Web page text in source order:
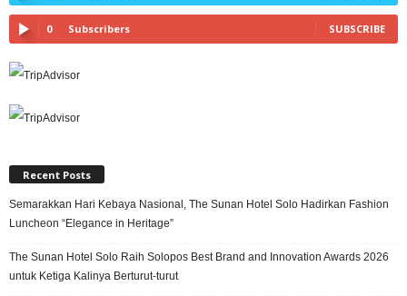
0 Subscribers SUBSCRIBE
Recent Posts
Semarakkan Hari Kebaya Nasional, The Sunan Hotel Solo Hadirkan Fashion
Luncheon “Elegance in Heritage”
The Sunan Hotel Solo Raih Solopos Best Brand and Innovation Awards 2026
untuk Ketiga Kalinya Berturut-turut